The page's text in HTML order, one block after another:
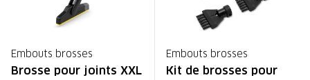
Embouts brosses
Brosse pour joints XXL
Embouts brosses
Kit de brosses pour